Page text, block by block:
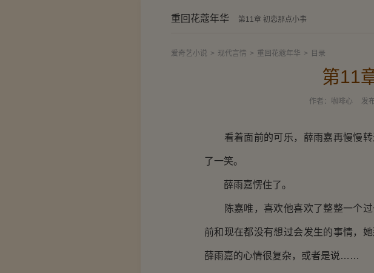
重回花蔻年华 第11章 初恋那点小事
爱奇艺小说 > 现代言情 > 重回花蔻年华 > 目录
第11
作者： 咖啡心 发
看着面前的可乐，薛雨嘉再慢慢转
了一笑。
薛雨嘉愣住了。
陈嘉唯，喜欢他喜欢了整整一个过
前和现在都没有想过会发生的事情，
薛雨嘉的心情很复杂，或者是说……